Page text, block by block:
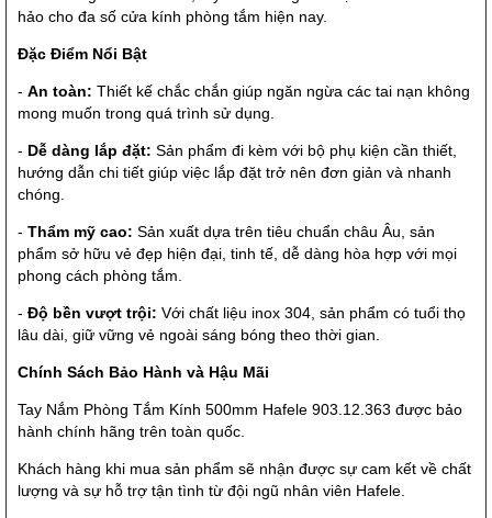
hảo cho đa số cửa kính phòng tắm hiện nay.
Đặc Điểm Nổi Bật
- An toàn: Thiết kế chắc chắn giúp ngăn ngừa các tai nạn không
mong muốn trong quá trình sử dụng.
- Dễ dàng lắp đặt: Sản phẩm đi kèm với bộ phụ kiện cần thiết,
hướng dẫn chi tiết giúp việc lắp đặt trở nên đơn giản và nhanh
chóng.
- Thẩm mỹ cao: Sản xuất dựa trên tiêu chuẩn châu Âu, sản
phẩm sở hữu vẻ đẹp hiện đại, tinh tế, dễ dàng hòa hợp với mọi
phong cách phòng tắm.
- Độ bền vượt trội: Với chất liệu inox 304, sản phẩm có tuổi thọ
lâu dài, giữ vững vẻ ngoài sáng bóng theo thời gian.
Chính Sách Bảo Hành và Hậu Mãi
Tay Nắm Phòng Tắm Kính 500mm Hafele 903.12.363 được bảo
hành chính hãng trên toàn quốc.
Khách hàng khi mua sản phẩm sẽ nhận được sự cam kết về chất
lượng và sự hỗ trợ tận tình từ đội ngũ nhân viên Hafele.